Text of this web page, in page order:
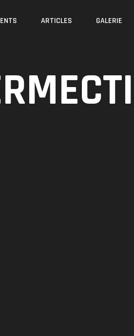
ARTICLES GALERIE